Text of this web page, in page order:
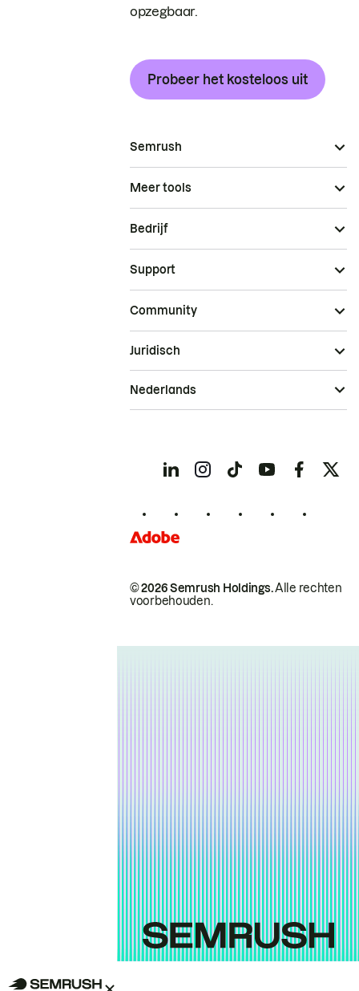
opzegbaar.
Probeer het kosteloos uit
Semrush
Meer tools
Bedrijf
Support
Community
© 2026 Semrush Holdings.Alle rechten
voorbehouden.
Juridisch
Nederlands